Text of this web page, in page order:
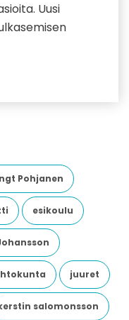
Uusi
Pohjanen
esikoulu
juuret
salomonsson